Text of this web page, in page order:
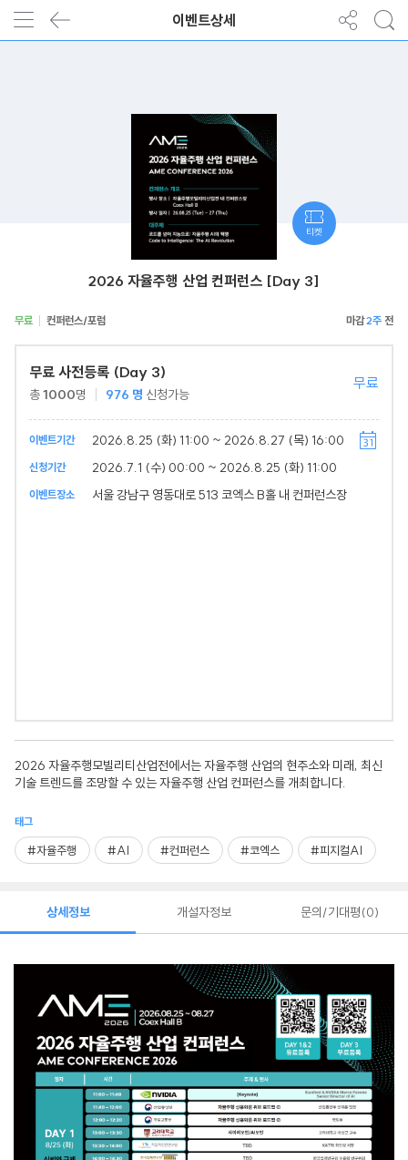
이벤트상세
2026 자율주행 산업 컨퍼런스 [Day 3]
무료 컨퍼런스/포럼 2주
무료 사전등록 (Day 3)
총1000명 976 명 신청가능
무료
이벤트기간 2026.8.25 (화) 11:00 ~ 2026.8.27 (목) 16:00
신청기간 2026.7.1 (수) 00:00 ~ 2026.8.25 (화) 11:00
이벤트장소 서울 강남구 영동대로 513 코엑스 B홀 내 컨퍼런스장
2026 자율주행모빌리티산업전에서는 자율주행 산업의 현주소와 미래, 최신
기술 트렌드를 조망할 수 있는 자율주행 산업 컨퍼런스를 개최합니다.
태그
#자율주행 #AI #컨퍼런스 #코엑스 #피지컬AI
티켓
상세정보 개설자정보 문의/기대평 0